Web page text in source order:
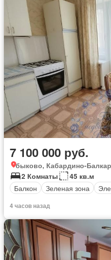
7 100 000 руб.
быково, Кабардино-
2 Комнаты
45 кв.м
Балкон
Зеленая зона
4 часов назад